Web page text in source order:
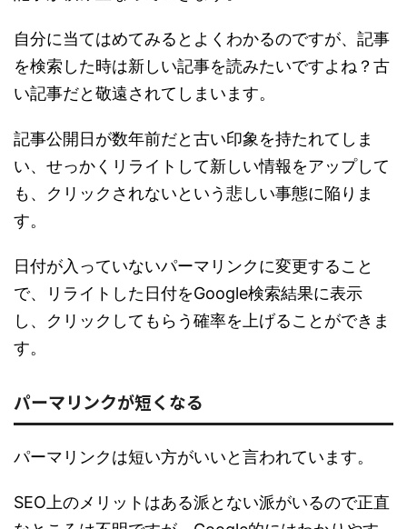
自分に当てはめてみるとよくわかるのですが、記事
を検索した時は新しい記事を読みたいですよね？古
い記事だと敬遠されてしまいます。
記事公開日が数年前だと古い印象を持たれてしま
い、せっかくリライトして新しい情報をアップして
も、クリックされないという悲しい事態に陥りま
す。
日付が入っていないパーマリンクに変更すること
で、リライトした日付をGoogle検索結果に表示
し、クリックしてもらう確率を上げることができま
す。
パーマリンクが短くなる
パーマリンクは短い方がいいと言われています。
SEO上のメリットはある派とない派がいるので正直